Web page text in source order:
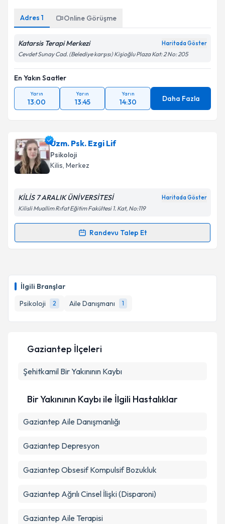
İlgili Branşlar
Psikoloji
2 Aile Danışmanı 1
Takvim Talebini Gönder
Adres 1 Online Görüşme
Katarsis Terapi Merkezi Haritada Göster
Cevdet Sunay Cad. (Belediye karşısı) Kişioğlu Plaza Kat: 2 No: 205
En Yakın Saatler
Yarın
13:00
Yarın
13:45
Yarın
14:30 Daha Fazla
Uzm. Psk. Ezgi Lif
Psikoloji
Kilis, Merkez
KİLİS 7 ARALIK ÜNİVERSİTESİ Haritada Göster
Kilisli Muallim Rıfat Eğitim Fakültesi 1. Kat, No:119
Randevu Talep Et
Randevu Takvimi Talebi
takvim hazırlandığında e-posta ile bilgilendireceğiz.
E-posta Adresiniz
Metni'ni okudum ve kişisel verilerimin belirtilen
Gaziantep İlçeleri
Şehitkamil Bir Yakınının Kaybı
Bir Yakınının Kaybı ile İlgili Hastalıklar
Gaziantep Aile Danışmanlığı
Gaziantep Depresyon
Gaziantep Obsesif Kompulsif Bozukluk
Gaziantep Ağrılı Cinsel İlişki (Disparoni)
Gaziantep Aile Terapisi